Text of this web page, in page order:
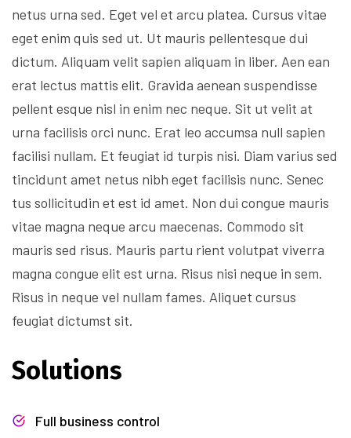
netus urna sed. Eget vel et arcu platea. Cursus vitae
eget enim quis sed ut. Ut mauris pellentesque dui
dictum. Aliquam velit sapien aliquam in liber. Aen ean
erat lectus mattis elit. Gravida aenean suspendisse
pellent esque nisl in enim nec neque. Sit ut velit at
urna facilisis orci nunc. Erat leo accumsa null sapien
facilisi nullam. Et feugiat id turpis nisi. Diam varius sed
tincidunt amet netus nibh eget facilisis nunc. Senec
tus sollicitudin et est id amet. Non dui congue mauris
vitae magna neque arcu maecenas. Commodo sit
mauris sed risus. Mauris partu rient volutpat viverra
magna congue elit est urna. Risus nisi neque in sem.
Risus in neque vel nullam fames. Aliquet cursus
feugiat dictumst sit.
Solutions
Full business control